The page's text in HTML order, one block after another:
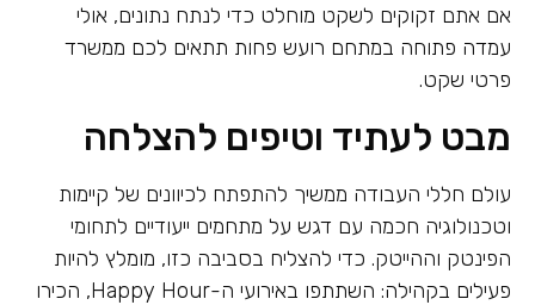
אם אתם זקוקים לשקט מוחלט כדי לנתח נתונים, אולי
עמדה פתוחה במתחם רועש פחות תתאים לכם ממשרד
פרטי שקט.
מבט לעתיד וטיפים להצלחה
עולם חללי העבודה ממשיך להתפתח לכיוונים של קיימות
וטכנולוגיה חכמה עם דגש על מתחמים ייעודיים לתחומי
הפינטק וההייטק. כדי להצליח בסביבה כזו, מומלץ להיות
פעילים בקהילה: השתתפו באירועי ה-Happy Hour, הכירו